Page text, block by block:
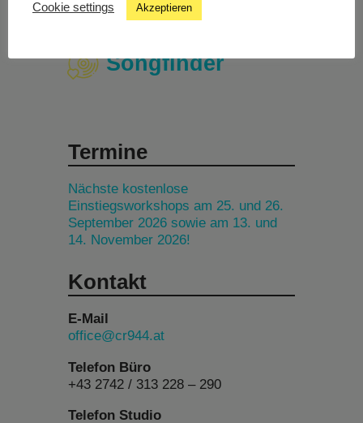
Studiochat
Songfinder
Termine
Nächste kostenlose
Einstiegsworkshops am 25. und 26.
September 2026 sowie am 13. und
14. November 2026!
Kontakt
E-Mail
office@cr944.at
Telefon Büro
+43 2742 / 313 228 – 290
Telefon Studio
Cookie settings Akzeptieren